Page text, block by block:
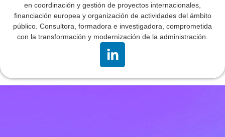
en coordinación y gestión de proyectos internacionales,
financiación europea y organización de actividades del ámbito
público. Consultora, formadora e investigadora, comprometida
con la transformación y modernización de la administración.